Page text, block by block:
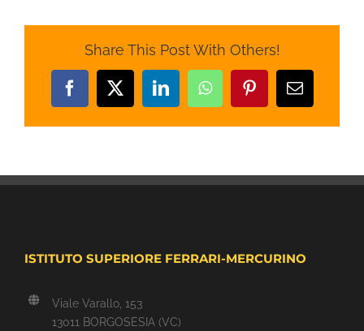
Share This Post With Others!
Facebook
X LinkedInWhatsAppPinterestEmail
ISTITUTO SUPERIORE FERRARI-MERCURINO
Viale Varallo, 153
13011 BORGOSESIA (VC)